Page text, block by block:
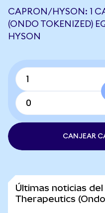
CAPRON/HYSON: 1
(ONDO TOKENIZED)
HYSON
CANJEAR
Últimas noticias
Therapeutics